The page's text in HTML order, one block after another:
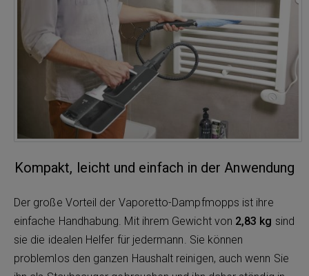
Kompakt, leicht und einfach in der Anwendung
Der große Vorteil der Vaporetto-Dampfmopps ist ihre
einfache Handhabung. Mit ihrem Gewicht von 2,83 kg sind
sie die idealen Helfer für jedermann. Sie können
problemlos den ganzen Haushalt reinigen, auch wenn Sie